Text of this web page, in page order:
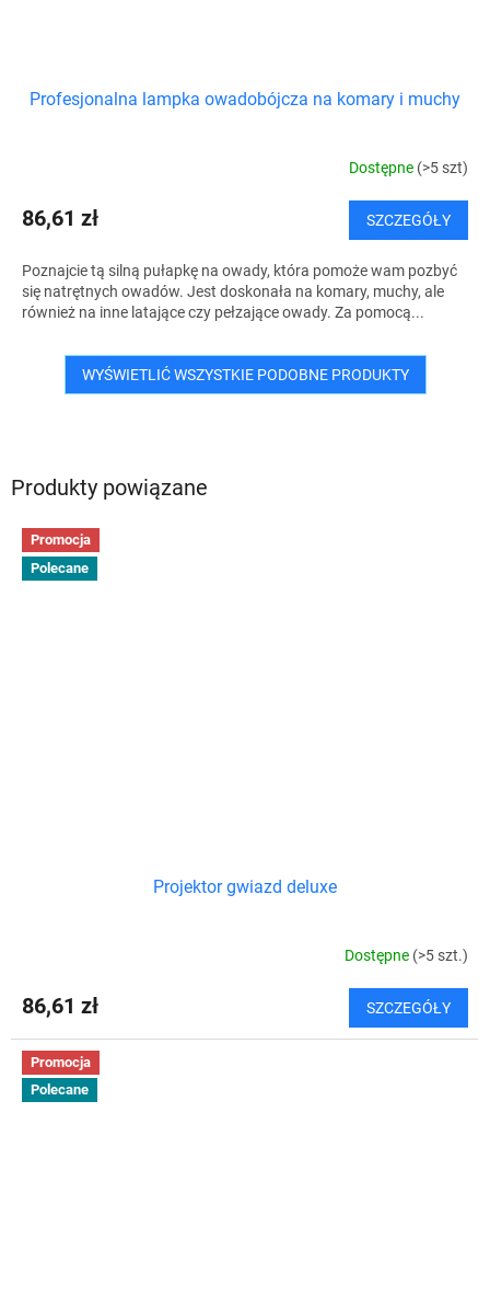
Produkty powiązane
Promocja
Polecane
Projektor gwiazd deluxe
Dostępne (>5 szt.)
86,61 zł SZCZEGÓŁY
Promocja
Polecane
Profesjonalna lampka owadobójcza na komary i muchy
Dostępne (>5 szt)
86,61 zł SZCZEGÓŁY
Poznajcie tą silną pułapkę na owady, która pomoże wam pozbyć
się natrętnych owadów. Jest doskonała na komary, muchy, ale
również na inne latające czy pełzające owady. Za pomocą...
WYŚWIETLIĆ WSZYSTKIE PODOBNE PRODUKTY